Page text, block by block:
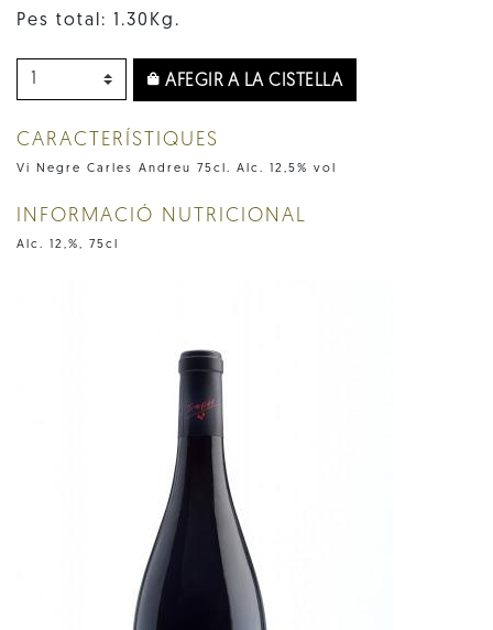
Pes total: 1.30Kg.
AFEGIR A LA CISTELLA
CARACTERÍSTIQUES
Vi Negre Carles Andreu 75cl. Alc. 12,5% vol
INFORMACIÓ NUTRICIONAL
Alc. 12,%, 75cl